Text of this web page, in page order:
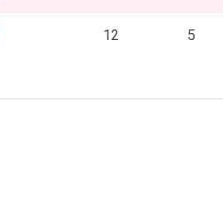
12 5